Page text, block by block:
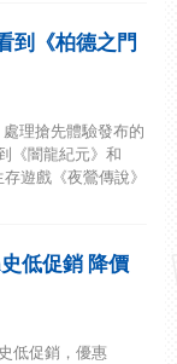
到《柏德之門
理搶先體驗發布的
《闇龍紀元》和
遊戲《夜鶯傳說》
史低促銷 降價
低促銷，優惠